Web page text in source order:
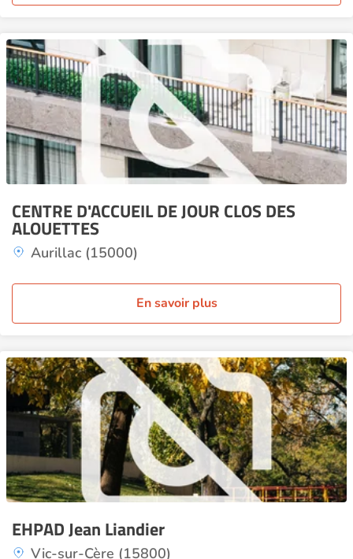
CENTRE D'ACCUEIL DE JOUR CLOS DES
ALOUETTES
Aurillac (15000)
En savoir plus
EHPAD Jean Liandier
Vic-sur-Cère (15800)